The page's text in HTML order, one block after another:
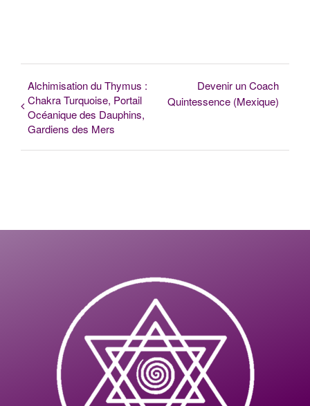
Alchimisation du Thymus :
Chakra Turquoise, Portail
Océanique des Dauphins,
Gardiens des Mers
Devenir un Coach
Quintessence (Mexique)